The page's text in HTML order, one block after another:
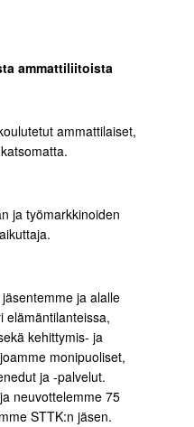
ammattiliitoista
ammattilaiset,
ja työmarkkinoiden
ja alalle
elämäntilanteissa,
kehittymis- ja
monipuoliset,
ja -palvelut.
neuvottelemme 75
STTK:n jäsen.